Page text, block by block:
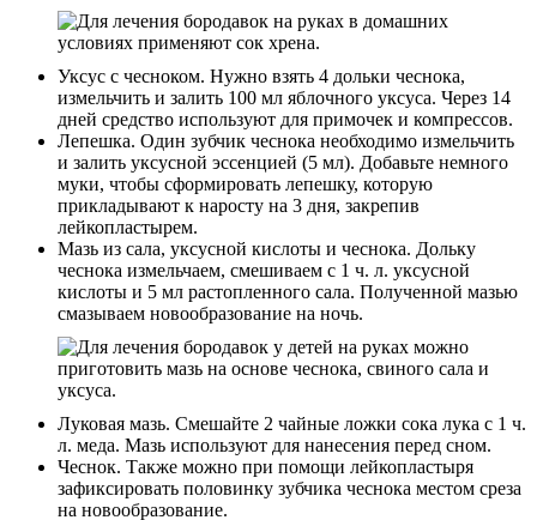
Уксус с чесноком. Нужно взять 4 дольки чеснока,
измельчить и залить 100 мл яблочного уксуса. Через 14
дней средство используют для примочек и компрессов.
Лепешка. Один зубчик чеснока необходимо измельчить
и залить уксусной эссенцией (5 мл). Добавьте немного
муки, чтобы сформировать лепешку, которую
прикладывают к наросту на 3 дня, закрепив
лейкопластырем.
Мазь из сала, уксусной кислоты и чеснока. Дольку
чеснока измельчаем, смешиваем с 1 ч. л. уксусной
кислоты и 5 мл растопленного сала. Полученной мазью
смазываем новообразование на ночь.
Луковая мазь. Смешайте 2 чайные ложки сока лука с 1 ч.
л. меда. Мазь используют для нанесения перед сном.
Чеснок. Также можно при помощи лейкопластыря
зафиксировать половинку зубчика чеснока местом среза
на новообразование.